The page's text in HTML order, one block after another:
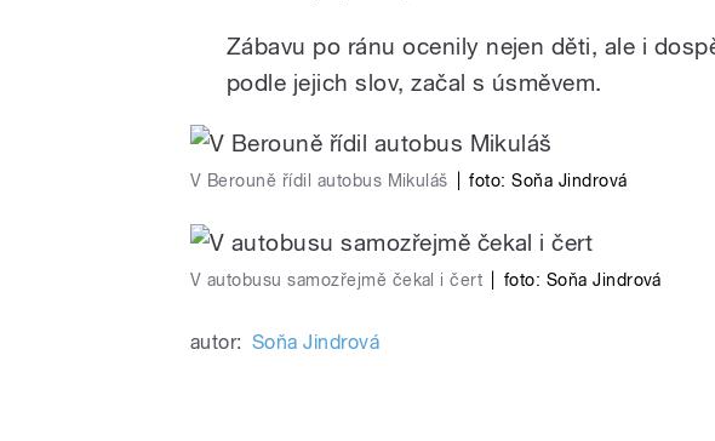
Zábavu po ránu ocenily nejen děti, ale i
podle jejich slov, začal s úsměvem.
V Berouně řídil autobus Mikuláš foto:Soňa Jindrová
V autobusu samozřejmě čekal i čert foto: Soňa Jindrová
autor: Soňa Jindrová